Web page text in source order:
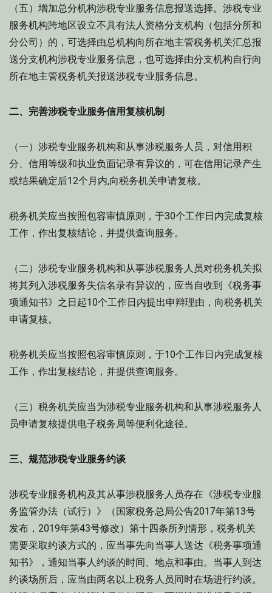
（五）增加总分机构涉税专业服务信息报送选择。涉税专业
服务机构跨地区设立不具有法人资格分支机构（包括分所和
分公司）的，可选择由总机构向所在地主管税务机关汇总报
送分支机构涉税专业服务信息，也可选择由分支机构自行向
所在地主管税务机关报送涉税专业服务信息。
二、完善涉税专业服务信用复核机制
（一）涉税专业服务机构和从事涉税服务人员，对信用积
分、信用等级和执业负面记录有异议的，可在信用记录产生
或结果确定后12个月内,向税务机关申请复核。
税务机关应当按照包容审慎原则，于30个工作日内完成复核
工作，作出复核结论，并提供查询服务。
（二）涉税专业服务机构和从事涉税服务人员对税务机关拟
将其列入涉税服务失信名录有异议的，应当自收到《税务事
项通知书》之日起10个工作日内提出申辩理由，向税务机关
申请复核。
税务机关应当按照包容审慎原则，于10个工作日内完成复核
工作，作出复核结论，并提供查询服务。
（三）税务机关应当为涉税专业服务机构和从事涉税服务人
员申请复核提供电子税务局等便利化途径。
三、规范涉税专业服务约谈
涉税专业服务机构及其从事涉税服务人员存在《涉税专业服
务监管办法（试行）》（国家税务总局公告2017年第13号
发布，2019年第43号修改）第十四条所列情形，税务机关
需要采取约谈方式的，应当事先向当事人送达《税务事项通
知书》，通知当事人约谈的时间、地点和事由。当事人到达
约谈场所后，应当由两名以上税务人员同时在场进行约谈。